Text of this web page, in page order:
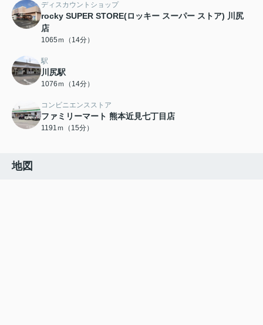
ディスカウントショップ
rocky SUPER STORE(ロッキー スーパー ストア) 川尻
店
1065ｍ（14分）
駅
川尻駅
1076ｍ（14分）
コンビニエンスストア
ファミリーマート 熊本近見七丁目店
1191ｍ（15分）
地図